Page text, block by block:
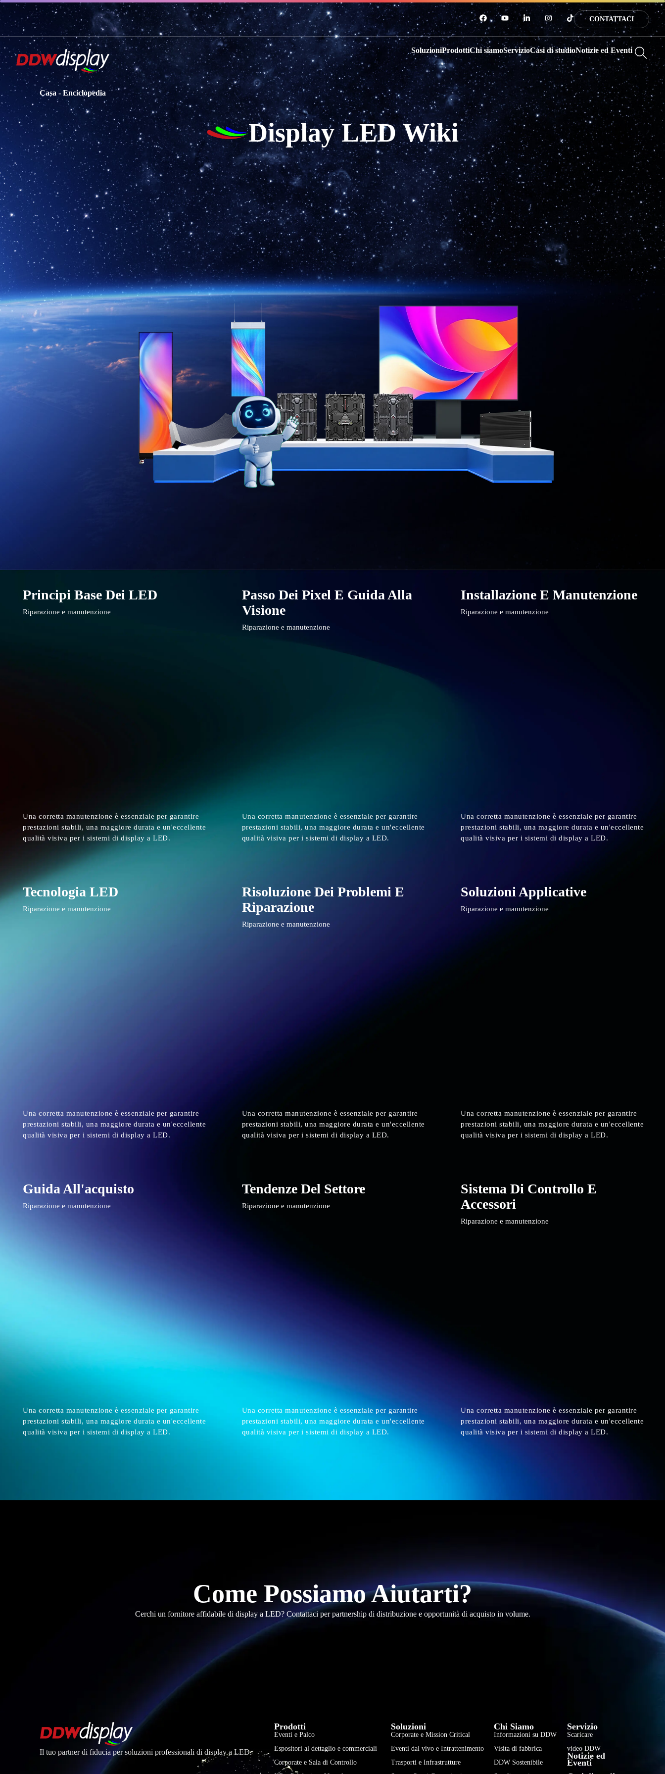
CONTATTACI
SoluzioniProdottiChi siamoServizioCasi di studioNotizie ed Eventi
Casa - Enciclopedia
Display LED Wiki
Principi Base Dei LED
Riparazione e manutenzione
Una corretta manutenzione è essenziale per garantire
prestazioni stabili, una maggiore durata e un'eccellente
qualità visiva per i sistemi di display a LED.
Passo Dei Pixel E Guida Alla
Visione
Riparazione e manutenzione
Una corretta manutenzione è essenziale per garantire
prestazioni stabili, una maggiore durata e un'eccellente
qualità visiva per i sistemi di display a LED.
Installazione E Manutenzione
Riparazione e manutenzione
Una corretta manutenzione è essenziale per garantire
prestazioni stabili, una maggiore durata e un'eccellente
qualità visiva per i sistemi di display a LED.
Tecnologia LED
Riparazione e manutenzione
Una corretta manutenzione è essenziale per garantire
prestazioni stabili, una maggiore durata e un'eccellente
qualità visiva per i sistemi di display a LED.
Risoluzione Dei Problemi E
Riparazione
Riparazione e manutenzione
Una corretta manutenzione è essenziale per garantire
prestazioni stabili, una maggiore durata e un'eccellente
qualità visiva per i sistemi di display a LED.
Soluzioni Applicative
Riparazione e manutenzione
Una corretta manutenzione è essenziale per garantire
prestazioni stabili, una maggiore durata e un'eccellente
qualità visiva per i sistemi di display a LED.
Guida All'acquisto
Riparazione e manutenzione
Una corretta manutenzione è essenziale per garantire
prestazioni stabili, una maggiore durata e un'eccellente
qualità visiva per i sistemi di display a LED.
Tendenze Del Settore
Riparazione e manutenzione
Una corretta manutenzione è essenziale per garantire
prestazioni stabili, una maggiore durata e un'eccellente
qualità visiva per i sistemi di display a LED.
Sistema Di Controllo E
Accessori
Riparazione e manutenzione
Una corretta manutenzione è essenziale per garantire
prestazioni stabili, una maggiore durata e un'eccellente
qualità visiva per i sistemi di display a LED.
Come Possiamo Aiutarti?
Cerchi un fornitore affidabile di display a LED? Contattaci per partnership di distribuzione e opportunità di acquisto in volume.
Il tuo partner di fiducia per soluzioni professionali di display a LED.
Prodotti
Eventi e Palco
Espositori al dettaglio e commerciali
Corporate e Sala di Controllo
Soluzioni
Corporate e Mission Critical
Eventi dal vivo e Intrattenimento
Trasporti e Infrastrutture
Chi Siamo
Informazioni su DDW
Visita di fabbrica
DDW Sostenibile
Servizio
Scaricare
video DDW
Notizie ed
Eventi
Tiếng Việt
한국어
Bahasa Indonesia